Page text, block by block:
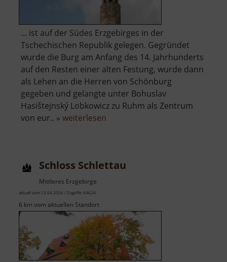
... ist auf der Südes Erzgebirges in der
Tschechischen Republik gelegen. Gegründet
wurde die Burg am Anfang des 14. Jahrhunderts
auf den Resten einer alten Festung, wurde dann
als Lehen an die Herren von Schönburg
gegeben und gelangte unter Bohuslav
Hasištejnský Lobkowicz zu Ruhm als Zentrum
von eur.. » weiterlesen
Schloss Schlettau
Mittleres Erzgebirge
aktuell vom 12.04.2026 / Zugriffe: 64624
6 km vom aktuellen Standort